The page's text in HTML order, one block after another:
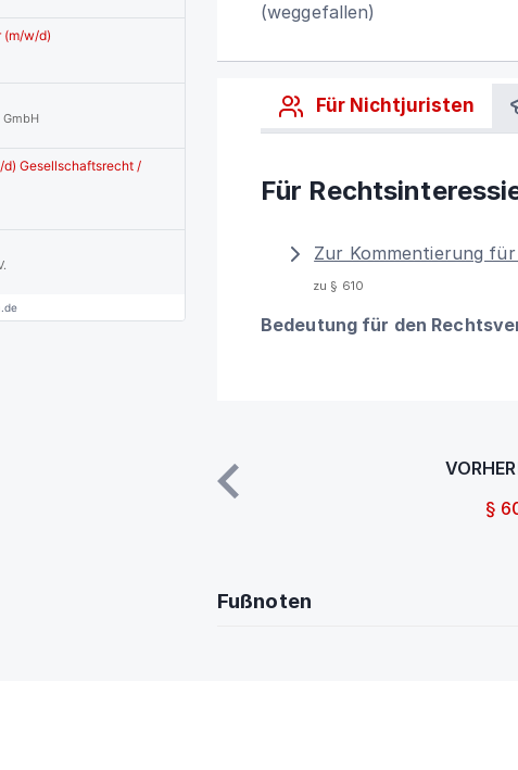
(weggefallen)
Für Nichtjuristen
Für
Zur Kommentierung
zu § 610
Bedeutung für den
§
Fußnoten